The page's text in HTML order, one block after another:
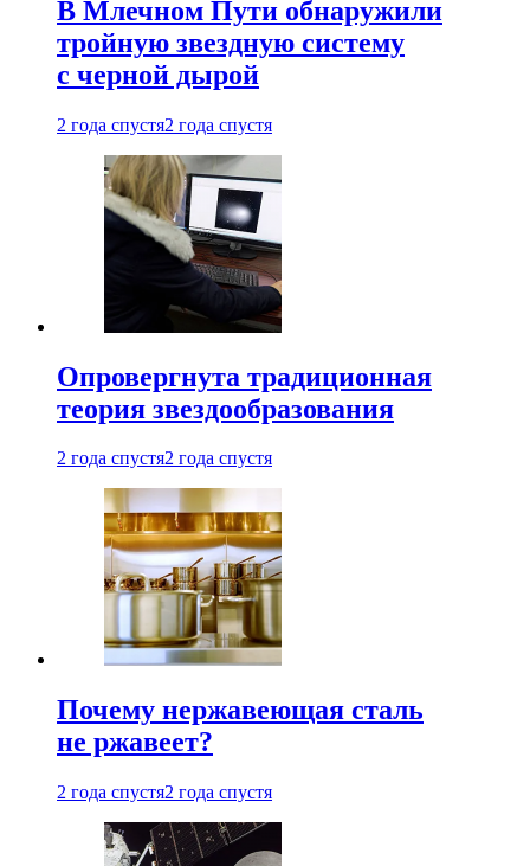
В Млечном Пути обнаружили
тройную звездную систему
с черной дырой
2 года спустя2 года спустя
Опровергнута традиционная
теория звездообразования
2 года спустя2 года спустя
Почему нержавеющая сталь
не ржавеет?
2 года спустя2 года спустя